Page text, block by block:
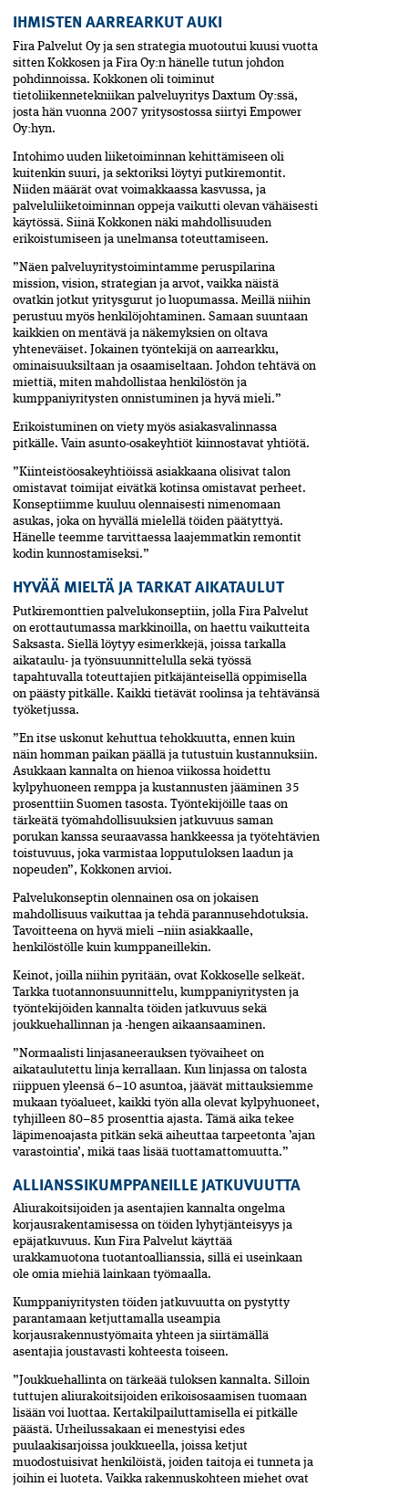
IHMISTEN AARREARKUT AUKI
Fira Palvelut Oy ja sen strategia muotoutui kuusi vuotta
sitten Kokkosen ja Fira Oy:n hänelle tutun johdon
pohdinnoissa. Kokkonen oli toiminut
tietoliikennetekniikan palveluyritys Daxtum Oy:ssä,
josta hän vuonna 2007 yritysostossa siirtyi Empower
Oy:hyn.
Intohimo uuden liiketoiminnan kehittämiseen oli
kuitenkin suuri, ja sektoriksi löytyi putkiremontit.
Niiden määrät ovat voimakkaassa kasvussa, ja
palveluliiketoiminnan oppeja vaikutti olevan vähäisesti
käytössä. Siinä Kokkonen näki mahdollisuuden
erikoistumiseen ja unelmansa toteuttamiseen.
”Näen palveluyritystoimintamme peruspilarina
mission, vision, strategian ja arvot, vaikka näistä
ovatkin jotkut yritysgurut jo luopumassa. Meillä niihin
perustuu myös henkilöjohtaminen. Samaan suuntaan
kaikkien on mentävä ja näkemyksien on oltava
yhteneväiset. Jokainen työntekijä on aarrearkku,
ominaisuuksiltaan ja osaamiseltaan. Johdon tehtävä on
miettiä, miten mahdollistaa henkilöstön ja
kumppaniyritysten onnistuminen ja hyvä mieli.”
Erikoistuminen on viety myös asiakasvalinnassa
pitkälle. Vain asunto-osakeyhtiöt kiinnostavat yhtiötä.
”Kiinteistöosakeyhtiöissä asiakkaana olisivat talon
omistavat toimijat eivätkä kotinsa omistavat perheet.
Konseptiimme kuuluu olennaisesti nimenomaan
asukas, joka on hyvällä mielellä töiden päätyttyä.
Hänelle teemme tarvittaessa laajemmatkin remontit
kodin kunnostamiseksi.”
HYVÄÄ MIELTÄ JA TARKAT AIKATAULUT
Putkiremonttien palvelukonseptiin, jolla Fira Palvelut
on erottautumassa markkinoilla, on haettu vaikutteita
Saksasta. Siellä löytyy esimerkkejä, joissa tarkalla
aikataulu- ja työnsuunnittelulla sekä työssä
tapahtuvalla toteuttajien pitkäjänteisellä oppimisella
on päästy pitkälle. Kaikki tietävät roolinsa ja tehtävänsä
työketjussa.
”En itse uskonut kehuttua tehokkuutta, ennen kuin
näin homman paikan päällä ja tutustuin kustannuksiin.
Asukkaan kannalta on hienoa viikossa hoidettu
kylpyhuoneen remppa ja kustannusten jääminen 35
prosenttiin Suomen tasosta. Työntekijöille taas on
tärkeätä työmahdollisuuksien jatkuvuus saman
porukan kanssa seuraavassa hankkeessa ja työtehtävien
toistuvuus, joka varmistaa lopputuloksen laadun ja
nopeuden”, Kokkonen arvioi.
Palvelukonseptin olennainen osa on jokaisen
mahdollisuus vaikuttaa ja tehdä parannusehdotuksia.
Tavoitteena on hyvä mieli –niin asiakkaalle,
henkilöstölle kuin kumppaneillekin.
Keinot, joilla niihin pyritään, ovat Kokkoselle selkeät.
Tarkka tuotannonsuunnittelu, kumppaniyritysten ja
työntekijöiden kannalta töiden jatkuvuus sekä
joukkuehallinnan ja -hengen aikaansaaminen.
”Normaalisti linjasaneerauksen työvaiheet on
aikataulutettu linja kerrallaan. Kun linjassa on talosta
riippuen yleensä 6–10 asuntoa, jäävät mittauksiemme
mukaan työalueet, kaikki työn alla olevat kylpyhuoneet,
tyhjilleen 80–85 prosenttia ajasta. Tämä aika tekee
läpimenoajasta pitkän sekä aiheuttaa tarpeetonta ’ajan
varastointia’, mikä taas lisää tuottamattomuutta.”
ALLIANSSIKUMPPANEILLE JATKUVUUTTA
Aliurakoitsijoiden ja asentajien kannalta ongelma
korjausrakentamisessa on töiden lyhytjänteisyys ja
epäjatkuvuus. Kun Fira Palvelut käyttää
urakkamuotona tuotantoallianssia, sillä ei useinkaan
ole omia miehiä lainkaan työmaalla.
Kumppaniyritysten töiden jatkuvuutta on pystytty
parantamaan ketjuttamalla useampia
korjausrakennustyömaita yhteen ja siirtämällä
asentajia joustavasti kohteesta toiseen.
”Joukkuehallinta on tärkeää tuloksen kannalta. Silloin
tuttujen aliurakoitsijoiden erikoisosaamisen tuomaan
lisään voi luottaa. Kertakilpailuttamisella ei pitkälle
päästä. Urheilussakaan ei menestyisi edes
puulaakisarjoissa joukkueella, joissa ketjut
muodostuisivat henkilöistä, joiden taitoja ei tunneta ja
joihin ei luoteta. Vaikka rakennuskohteen miehet ovat